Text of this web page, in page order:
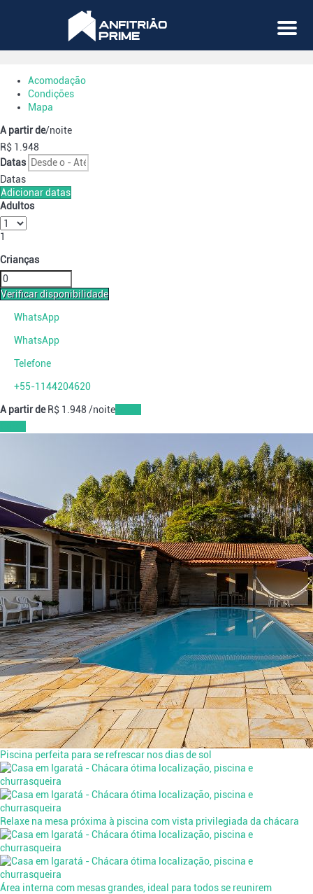
Menu
Acomodação
Condições
Mapa
A partir de/noite
R$ 1.948
Datas
Datas
Adicionar datas
Adultos
1
Crianças
Verificar disponibilidade
WhatsApp
WhatsApp
Telefone
+55-1144204620
A partir deR$ 1.948 /noite
Piscina perfeita para se refrescar nos dias de sol
Relaxe na mesa próxima à piscina com vista privilegiada da chácara
Área interna com mesas grandes, ideal para todos se reunirem